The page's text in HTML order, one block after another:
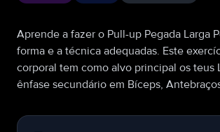
Aprende a fazer o Pull-up Pegada Larga
forma e a técnica adequadas. Este
corporal tem como alvo principal os teus
ênfase secundário em Bíceps,